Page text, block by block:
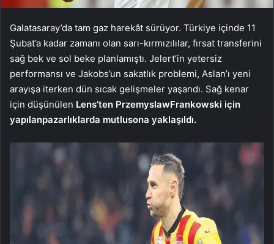
Galatasaray’da tam gaz harekât sürüyor. Türkiye içinde 11
Şubat’a kadar zamanı olan sarı-kırmızılılar, fırsat transferini
sağ bek ve sol beke planlamıştı. Jelert’in yetersiz
performansı ve Jakobs’un sakatlık problemi, Aslan’ı yeni
arayışa iterken dün sıcak gelişmeler yaşandı. Sağ kenar
için düşünülen Lens’ten PrzemyslawFrankowski için
yapılanpazarlıklarda mutlusona yaklaşıldı.